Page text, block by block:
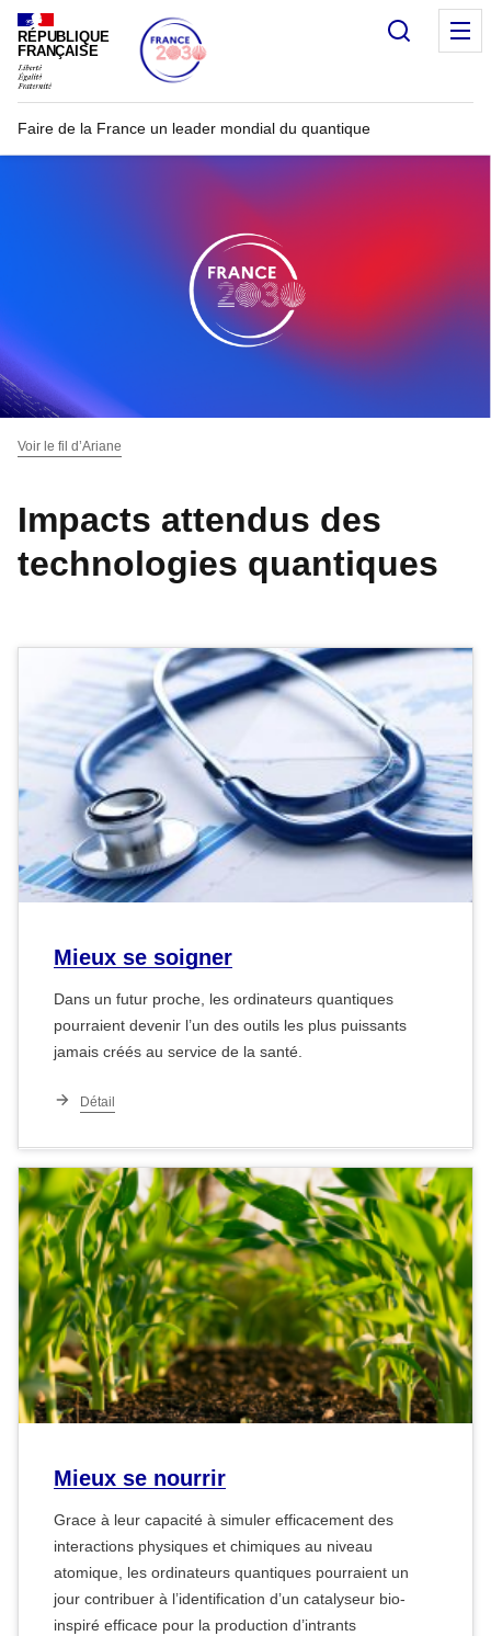
RÉPUBLIQUE
FRANÇAISE
Faire de la France un leader mondial du quantique
Voir le fil d’Ariane
Impacts attendus des
technologies quantiques
Mieux se soigner
Dans un futur proche, les ordinateurs quantiques
pourraient devenir l’un des outils les plus puissants
jamais créés au service de la santé.
Détail
Mieux se nourrir
Grace à leur capacité à simuler efficacement des
interactions physiques et chimiques au niveau
atomique, les ordinateurs quantiques pourraient un
jour contribuer à l’identification d’un catalyseur bio-
inspiré efficace pour la production d’intrants